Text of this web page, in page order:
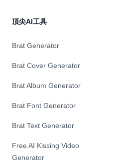
頂尖AI工具
Brat Generator
Brat Cover Generator
Brat Album Generator
Brat Font Generator
Brat Text Generator
Free AI Kissing Video
Generator